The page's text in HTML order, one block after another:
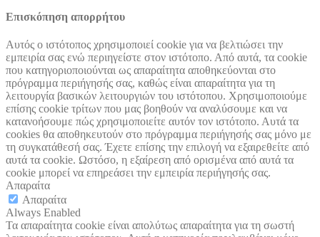
Επισκόπηση απορρήτου
Αυτός ο ιστότοπος χρησιμοποιεί cookie για να βελτιώσει την
εμπειρία σας ενώ περιηγείστε στον ιστότοπο. Από αυτά, τα cookie
που κατηγοριοποιούνται ως απαραίτητα αποθηκεύονται στο
πρόγραμμα περιήγησής σας, καθώς είναι απαραίτητα για τη
λειτουργία βασικών λειτουργιών του ιστότοπου. Χρησιμοποιούμε
επίσης cookie τρίτων που μας βοηθούν να αναλύσουμε και να
κατανοήσουμε πώς χρησιμοποιείτε αυτόν τον ιστότοπο. Αυτά τα
cookies θα αποθηκευτούν στο πρόγραμμα περιήγησής σας μόνο με
τη συγκατάθεσή σας. Έχετε επίσης την επιλογή να εξαιρεθείτε από
αυτά τα cookie. Ωστόσο, η εξαίρεση από ορισμένα από αυτά τα
cookie μπορεί να επηρεάσει την εμπειρία περιήγησής σας.
Απαραίτα
Απαραίτα
Always Enabled
Τα απαραίτητα cookie είναι απολύτως απαραίτητα για τη σωστή